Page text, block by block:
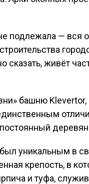
подлежала — вся
живёт
башню Klevertor,
уникальным в
крепость, в
и туфа,